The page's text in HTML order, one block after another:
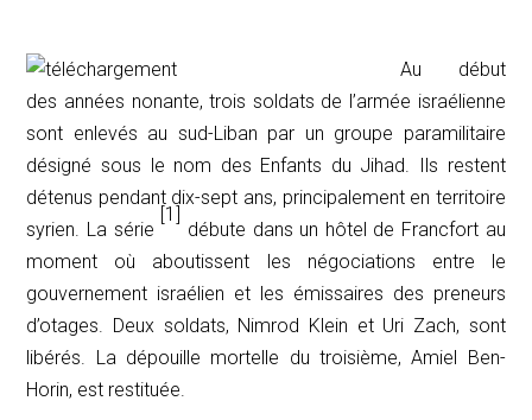
Au début
des années nonante, trois soldats de l’armée israélienne
sont enlevés au sud-Liban par un groupe paramilitaire
désigné sous le nom des Enfants du Jihad. Ils restent
détenus pendant dix-sept ans, principalement en territoire
syrien. La série
[1]
débute dans un hôtel de Francfort au
moment où aboutissent les négociations entre le
gouvernement israélien et les émissaires des preneurs
d’otages. Deux soldats, Nimrod Klein et Uri Zach, sont
libérés. La dépouille mortelle du troisième, Amiel Ben-
Horin, est restituée.